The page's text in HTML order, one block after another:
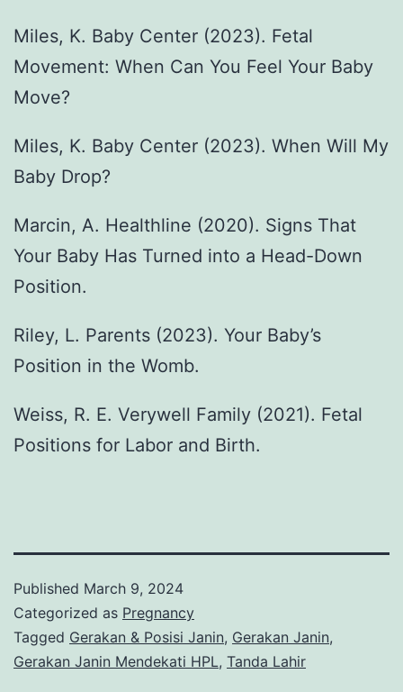
Miles, K. Baby Center (2023). Fetal
Movement: When Can You Feel Your Baby
Move?
Miles, K. Baby Center (2023). When Will My
Baby Drop?
Marcin, A. Healthline (2020). Signs That
Your Baby Has Turned into a Head-Down
Position.
Riley, L. Parents (2023). Your Baby’s
Position in the Womb.
Weiss, R. E. Verywell Family (2021). Fetal
Positions for Labor and Birth.
Published March 9, 2024
Categorized as Pregnancy
Tagged Gerakan & Posisi Janin, Gerakan Janin,
Gerakan Janin Mendekati HPL, Tanda Lahir